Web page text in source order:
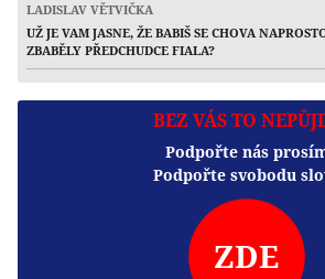
LADISLAV VĚTVIČKA
UŽ JE VAM JASNE, ŽE BABIŠ SE CHOVA
ZBABĚLY PŘEDCHUDCE FIALA?
BEZ VÁS TO
Podpořte nás
Podpořte svobodu
ZDE